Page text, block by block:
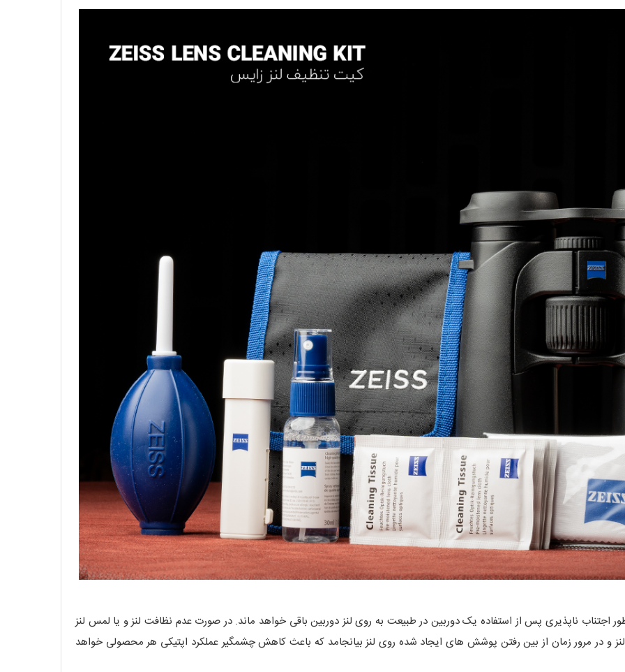
اجتناب ناپذیری پس از استفاده یک دوربین در طبیعت به روی لنز دوربین باقی خواهد ماند. در صورت عدم نظافت لنز و یا لمس لنز
و در مرور زمان از بین رفتن پوشش های ایجاد شده روی لنز بیانجامد که باعث کاهش چشمگیر عملکرد اپتیکی هر محصولی خواهد